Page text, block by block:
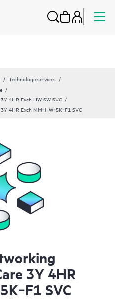
Technologieservices
4HR Exch HW SW SVC
4HR Exch MM‑HW‑5K‑F1 SVC
3Y 4HR
SVC